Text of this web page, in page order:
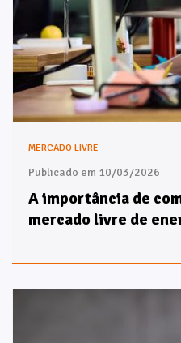
MERCADO LIVRE
Publicado em 10/03/2026
A importância de
mercado livre de